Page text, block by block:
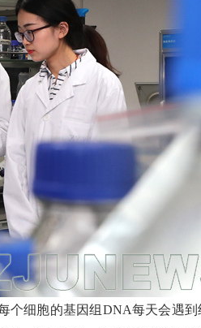
细胞的基因组DNA每天会遇到